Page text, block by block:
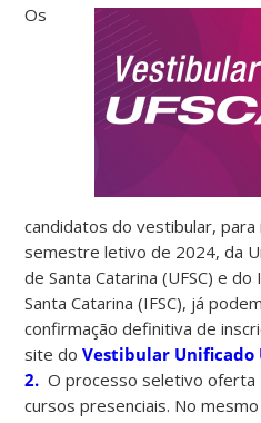
Os
candidatos do vestibular,
semestre letivo de 2024, da
de Santa Catarina (UFSC) e
Santa Catarina (IFSC), já
confirmação definitiva de
site doVestibular Unificado
2. O processo seletivo oferta
cursos presenciais. No